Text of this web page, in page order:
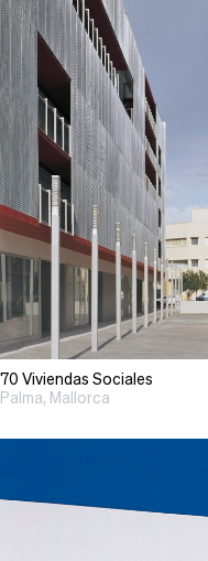
70 Viviendas Sociales
Palma, Mallorca